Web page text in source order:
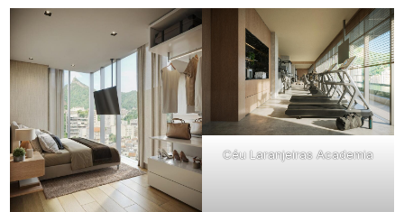
Céu Laranjeiras Academia